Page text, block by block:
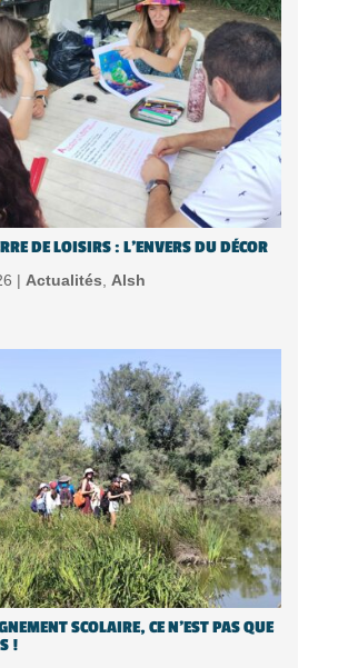
DE LOISIRS : L’ENVERS DU DÉCOR
| Actualités, Alsh
SCOLAIRE, CE N’EST PAS QUE
!